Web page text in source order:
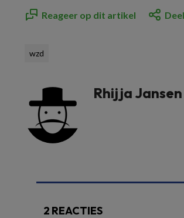
Reageer op dit artikel
wzd
Rhijja Jansen
2 REACTIES